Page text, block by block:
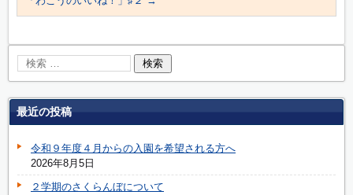
最近の投稿
令和９年度４月からの入園を希望される方へ
2026年8月5日
２学期のさくらんぼについて